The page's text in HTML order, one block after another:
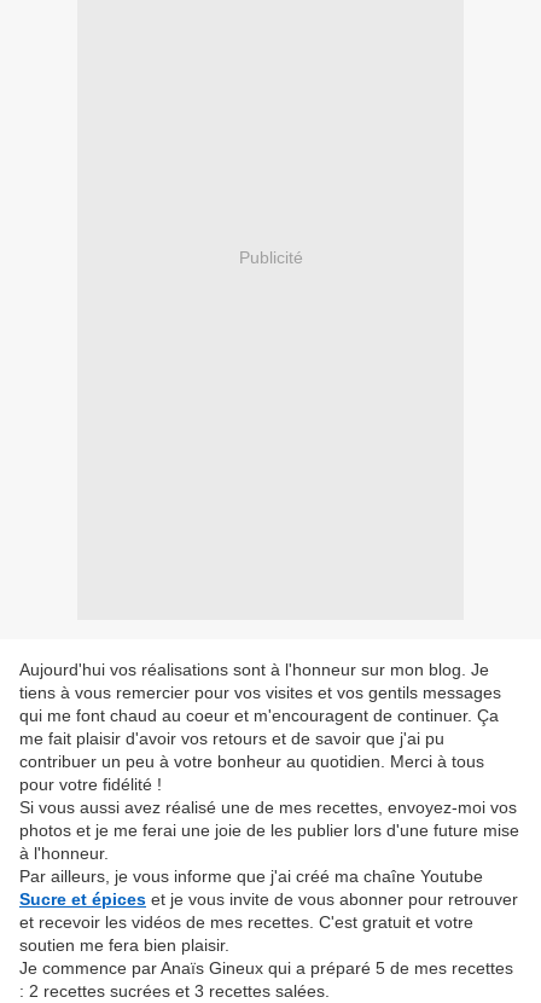
Publicité
Aujourd'hui vos réalisations sont à l'honneur sur mon blog. Je
tiens à vous remercier pour vos visites et vos gentils messages
qui me font chaud au coeur et m'encouragent de continuer. Ça
me fait plaisir d'avoir vos retours et de savoir que j'ai pu
contribuer un peu à votre bonheur au quotidien. Merci à tous
pour votre fidélité !
Si vous aussi avez réalisé une de mes recettes, envoyez-moi vos
photos et je me ferai une joie de les publier lors d'une future mise
à l'honneur.
Par ailleurs, je vous informe que j'ai créé ma chaîne Youtube
Sucre et épices et je vous invite de vous abonner pour retrouver
et recevoir les vidéos de mes recettes. C'est gratuit et votre
soutien me fera bien plaisir.
Je commence par Anaïs Gineux qui a préparé 5 de mes recettes
: 2 recettes sucrées et 3 recettes salées.